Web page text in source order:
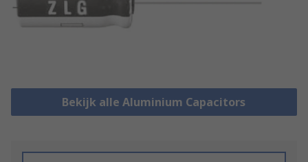
Bekijk alle Aluminium Capacitors